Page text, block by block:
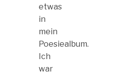
etwas
in
mein
Poesiealbum.
Ich
war